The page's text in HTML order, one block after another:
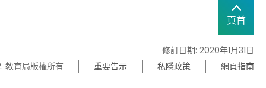
頁首
修訂日期: 2020年1月31日
教育局版權所有
重要告示 私隱政策 網頁指南